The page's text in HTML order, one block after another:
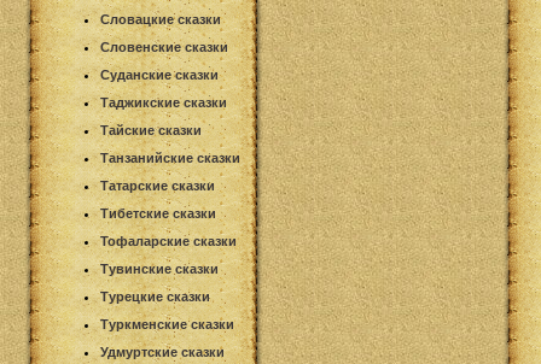
Словацкие сказки
Словенские сказки
Суданские сказки
Таджикские сказки
Тайские сказки
Танзанийские сказки
Татарские сказки
Тибетские сказки
Тофаларские сказки
Тувинские сказки
Турецкие сказки
Туркменские сказки
Удмуртские сказки